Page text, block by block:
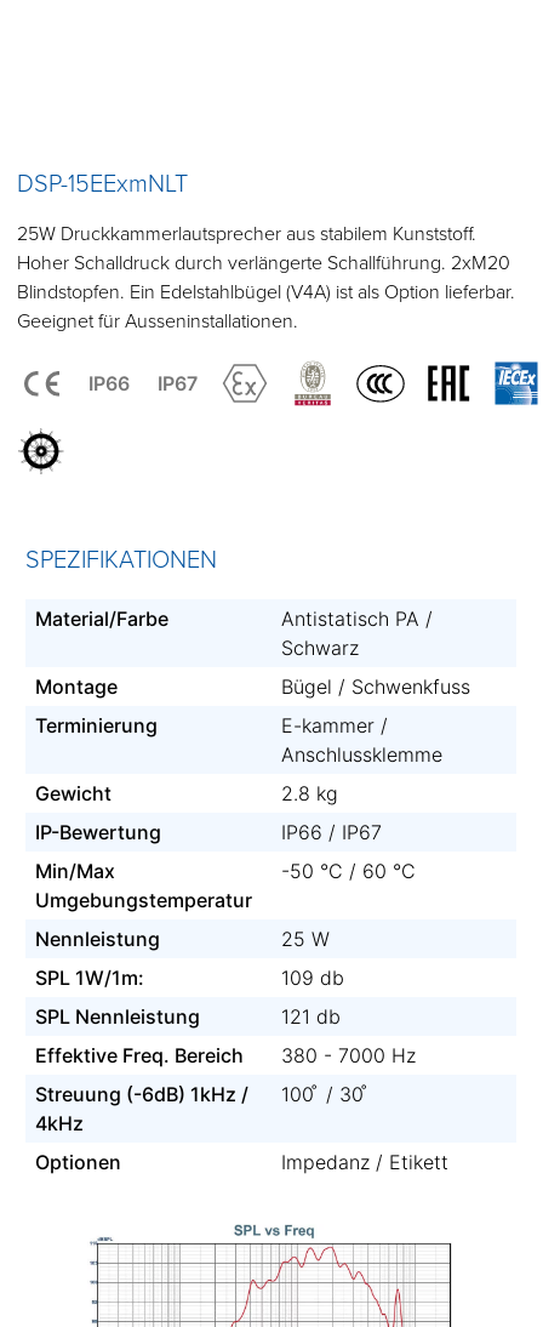
DSP-15EExmNLT
25W Druckkammerlautsprecher aus stabilem Kunststoff.
Hoher Schalldruck durch verlängerte Schallführung. 2xM20
Blindstopfen. Ein Edelstahlbügel (V4A) ist als Option lieferbar.
Geeignet für Ausseninstallationen.
IP66 IP67
SPEZIFIKATIONEN
Material/Farbe
Antistatisch PA /
Schwarz
Montage
Bügel / Schwenkfuss
Terminierung
E-kammer /
Anschlussklemme
Gewicht
2.8 kg
IP-Bewertung
IP66 / IP67
Min/Max
Umgebungstemperatur
-50 °C / 60 °C
Nennleistung
25 W
SPL 1W/1m:
109 db
SPL Nennleistung
121 db
Effektive Freq. Bereich
380 - 7000 Hz
Streuung (-6dB) 1kHz /
4kHz
100 ̊ / 30 ̊
Optionen Impedanz / Etikett